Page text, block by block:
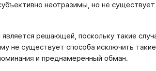
неотразимы, но не
решающей, поскольку такие
не существует способа исключить
и преднамеренный обман.